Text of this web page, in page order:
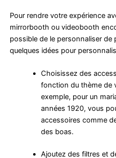
Pour rendre votre expérience
mirrorbooth ou videobooth
possible de le personnaliser de
quelques idées pour
Choisissez des
fonction du thème de
exemple, pour un
années 1920, vous
accessoires comme
des boas.
Ajoutez des filtres et